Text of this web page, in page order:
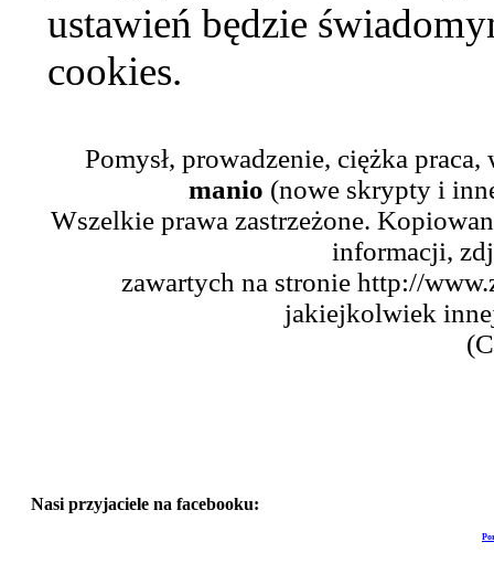
ustawień będzie
cookies.
Pomysł, prowadzenie, ciężka
manio (nowe skrypty i
Wszelkie prawa zastrzeżone.
informacji,
zawartych na stronie http://
jakiejkolwiek
Nasi przyjaciele na facebooku: